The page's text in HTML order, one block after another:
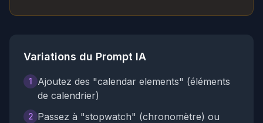
Variations du Prompt IA
1
Ajoutez des "calendar elements" (éléments
de calendrier)
2 Passez à "stopwatch" (chronomètre) ou